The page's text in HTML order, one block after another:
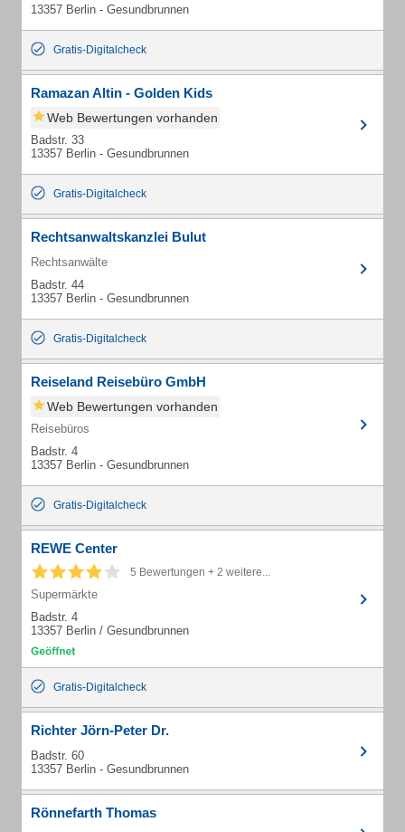
13357 Berlin - Gesundbrunnen
Gratis-Digitalcheck
Ramazan Altin - Golden Kids
Web Bewertungen vorhanden
Badstr. 33
13357 Berlin - Gesundbrunnen
Gratis-Digitalcheck
Rechtsanwaltskanzlei Bulut
Rechtsanwälte
Badstr. 44
13357 Berlin - Gesundbrunnen
Gratis-Digitalcheck
Reiseland Reisebüro GmbH
Web Bewertungen vorhanden
Reisebüros
Badstr. 4
13357 Berlin - Gesundbrunnen
Gratis-Digitalcheck
REWE Center
5 Bewertungen + 2 weitere...
Supermärkte
Badstr. 4
13357 Berlin / Gesundbrunnen
Gratis-Digitalcheck
Richter Jörn-Peter Dr.
Badstr. 60
13357 Berlin - Gesundbrunnen
Rönnefarth Thomas